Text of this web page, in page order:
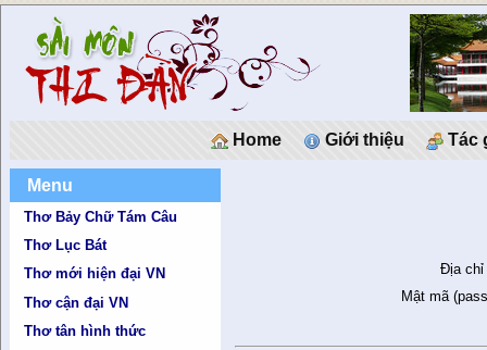
Home Giới thiệu Tác
Menu
Thơ Bảy Chữ Tám Câu
Thơ Lục Bát
Thơ mới hiện đại VN
Thơ cận đại VN
Thơ tân hình thức
Địa chỉ
Mật mã